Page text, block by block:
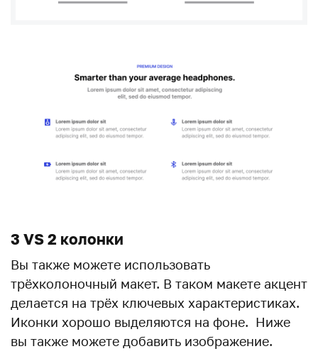
3 VS 2 колонки
Вы также можете использовать
трёхколоночный макет. В таком макете акцент
делается на трёх ключевых характеристиках.
Иконки хорошо выделяются на фоне. Ниже
вы также можете добавить изображение.